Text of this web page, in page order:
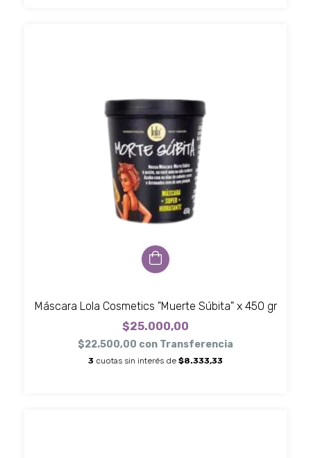
Máscara Lola Cosmetics "Muerte Súbita" x 450 gr
$25.000,00
$22.500,00 con Transferencia
3 cuotas sin interés de $8.333,33